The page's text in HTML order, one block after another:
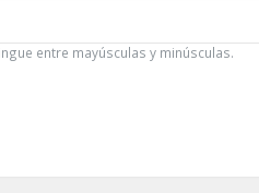
entre mayúsculas y minúsculas.